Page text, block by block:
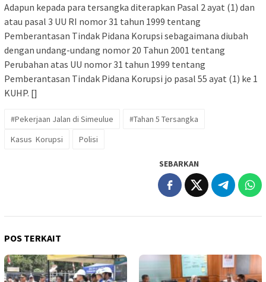
Adapun kepada para tersangka diterapkan Pasal 2 ayat (1) dan
atau pasal 3 UU RI nomor 31 tahun 1999 tentang
Pemberantasan Tindak Pidana Korupsi sebagaimana diubah
dengan undang-undang nomor 20 Tahun 2001 tentang
Perubahan atas UU nomor 31 tahun 1999 tentang
Pemberantasan Tindak Pidana Korupsi jo pasal 55 ayat (1) ke 1
KUHP. []
#Pekerjaan Jalan di Simeulue
#Tahan 5 Tersangka
Kasus Korupsi
Polisi
SEBARKAN
POS TERKAIT